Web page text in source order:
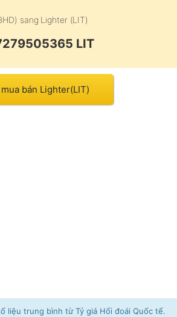
sang Lighter (LIT)
LIT
bán Lighter(LIT)
liệu trung bình từ Tỷ giá Hối đoái Quốc tế.